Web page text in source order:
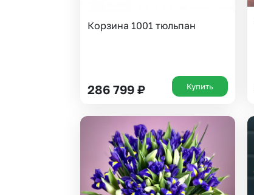
Корзина 1001 тюльпан
286 799 ₽ Купить